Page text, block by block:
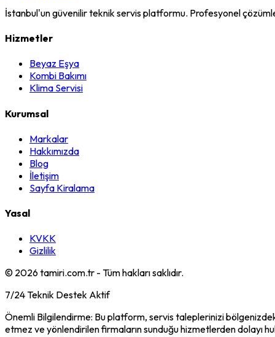
İstanbul'un güvenilir teknik servis platformu. Profesyonel
Hizmetler
Beyaz Eşya
Kombi Bakımı
Klima Servisi
Kurumsal
Markalar
Hakkımızda
Blog
İletişim
Sayfa Kiralama
Yasal
KVKK
Gizlilik
© 2026tamiri.com.tr - Tüm hakları saklıdır.
7/24 Teknik Destek Aktif
Önemli Bilgilendirme: Bu platform, servis taleplerinizi
etmez ve yönlendirilen firmaların sunduğu hizmetlerden dolayı